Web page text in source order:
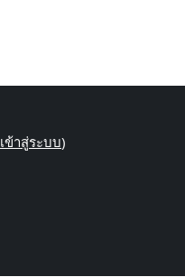
เข้าสู่ระบบ)